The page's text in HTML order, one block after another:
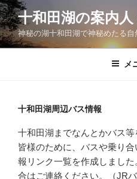
コ
ン
テ
ン
十和田湖の案内人
神秘の湖十和田湖で神秘めたる自
メ
十和田湖周辺バス情報
十和田湖までなんとかバス
皆様のために、バスや乗り
報リンク一覧を作成しまし
合はご連絡ください。（JR